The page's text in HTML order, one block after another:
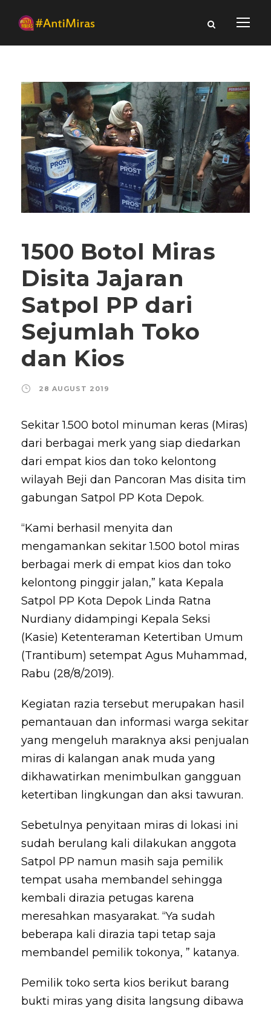
1500 Botol Miras
Disita Jajaran
Satpol PP dari
Sejumlah Toko
dan Kios
28 AUGUST 2019
Sekitar 1.500 botol minuman keras (Miras)
dari berbagai merk yang siap diedarkan
dari empat kios dan toko kelontong
wilayah Beji dan Pancoran Mas disita tim
gabungan Satpol PP Kota Depok.
“Kami berhasil menyita dan
mengamankan sekitar 1.500 botol miras
berbagai merk di empat kios dan toko
kelontong pinggir jalan,” kata Kepala
Satpol PP Kota Depok Linda Ratna
Nurdiany didampingi Kepala Seksi
(Kasie) Ketenteraman Ketertiban Umum
(Trantibum) setempat Agus Muhammad,
Rabu (28/8/2019).
Kegiatan razia tersebut merupakan hasil
pemantauan dan informasi warga sekitar
yang mengeluh maraknya aksi penjualan
miras di kalangan anak muda yang
dikhawatirkan menimbulkan gangguan
ketertiban lingkungan dan aksi tawuran.
Sebetulnya penyitaan miras di lokasi ini
sudah berulang kali dilakukan anggota
Satpol PP namun masih saja pemilik
tempat usaha membandel sehingga
kembali dirazia petugas karena
meresahkan masyarakat. “Ya sudah
beberapa kali dirazia tapi tetap saja
membandel pemilik tokonya, ” katanya.
Pemilik toko serta kios berikut barang
bukti miras yang disita langsung dibawa